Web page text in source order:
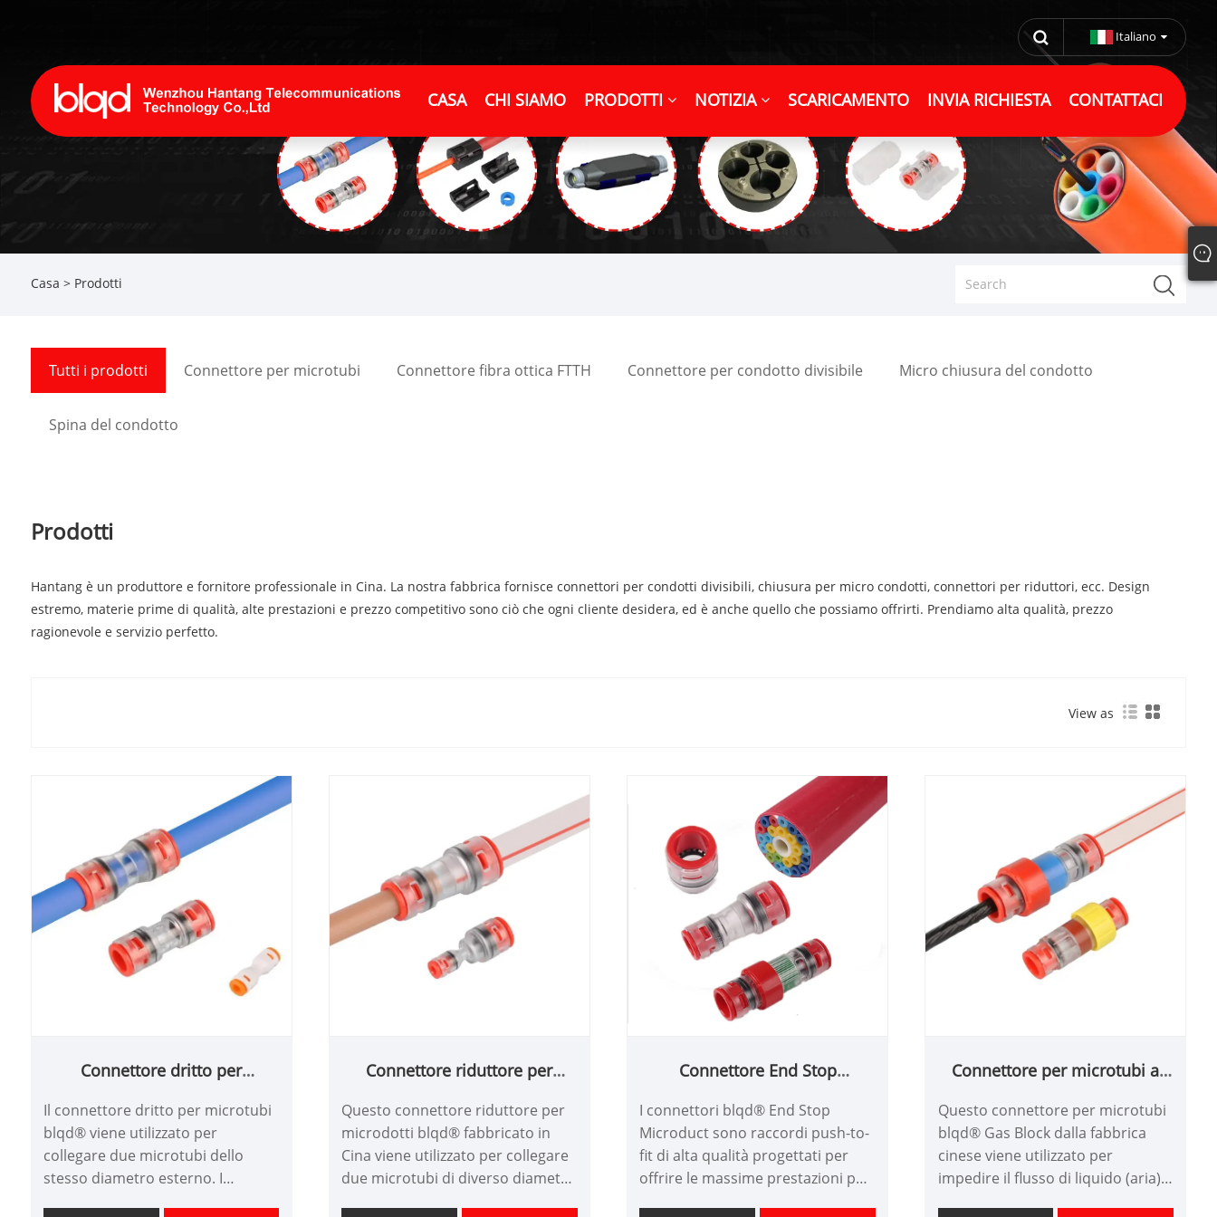
Italiano
CASA CHI SIAMO PRODOTTI NOTIZIA SCARICAMENTO INVIA RICHIESTA CONTATTACI
Casa > Prodotti
Tutti i prodotti Connettore per microtubi Connettore fibra ottica FTTH Connettore per condotto divisibile Micro chiusura del condotto
Spina del condotto
Prodotti
Hantang è un produttore e fornitore professionale in Cina. La nostra fabbrica fornisce connettori per condotti divisibili, chiusura per micro condotti, connettori per riduttori, ecc. Design
estremo, materie prime di qualità, alte prestazioni e prezzo competitivo sono ciò che ogni cliente desidera, ed è anche quello che possiamo offrirti. Prendiamo alta qualità, prezzo
ragionevole e servizio perfetto.
View as
Connettore dritto per
Il connettore dritto per microtubi
blqd® viene utilizzato per
collegare due microtubi dello
stesso diametro esterno. I
Connettore riduttore per
Questo connettore riduttore per
microdotti blqd® fabbricato in
Cina viene utilizzato per collegare
due microtubi di diverso diametro
Connettore End Stop
I connettori blqd® End Stop
Microduct sono raccordi push-to-
fit di alta qualità progettati per
offrire le massime prestazioni per
Connettore per microtubi a
Questo connettore per microtubi
blqd® Gas Block dalla fabbrica
cinese viene utilizzato per
impedire il flusso di liquido (aria)